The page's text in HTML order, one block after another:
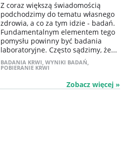
Z coraz większą świadomością
podchodzimy do tematu własnego
zdrowia, a co za tym idzie - badań.
Fundamentalnym elementem tego
pomysłu powinny być badania
laboratoryjne. Często sądzimy, że...
BADANIA KRWI, WYNIKI BADAŃ,
POBIERANIE KRWI
Zobacz więcej »